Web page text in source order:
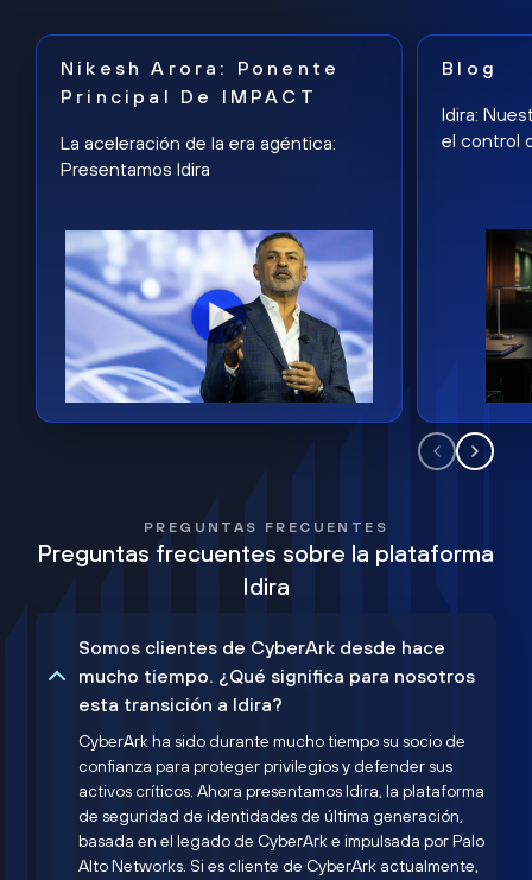
Nikesh Arora: Ponente
Principal De IMPACT
La aceleración de la era agéntica:
Presentamos Idira
Blog
Idira:
el control
PREGUNTAS FRECUENTES
Preguntas frecuentes sobre la plataforma
Idira
Somos clientes de CyberArk desde hace
mucho tiempo. ¿Qué significa para nosotros
esta transición a Idira?
CyberArk ha sido durante mucho tiempo su socio de
confianza para proteger privilegios y defender sus
activos críticos. Ahora presentamos Idira, la plataforma
de seguridad de identidades de última generación,
basada en el legado de CyberArk e impulsada por Palo
Alto Networks. Si es cliente de CyberArk actualmente,